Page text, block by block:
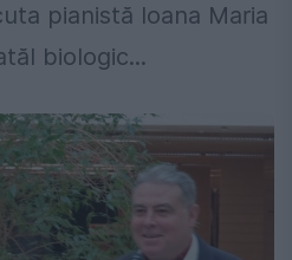
pianistă Ioana Maria
biologic...